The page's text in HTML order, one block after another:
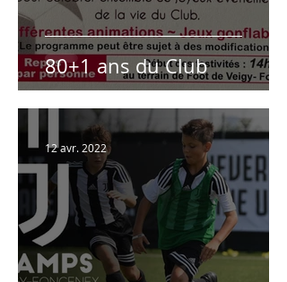
80+1 ans du Club
12 avr. 2022